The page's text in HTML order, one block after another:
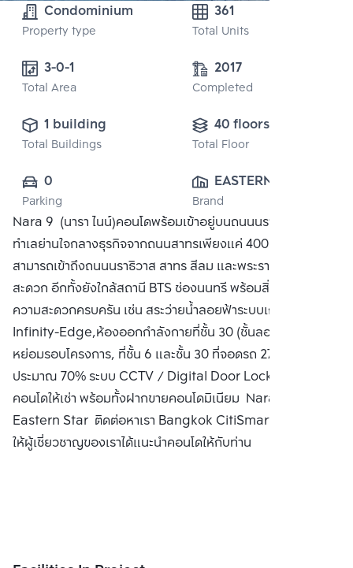
Condominium
Property type
361
Total Units
Total Area
2017
Completed
1 building
Total Buildings
40 floors
Total Floor
0
Parking
EASTERN STAR
REAL EATATE
PUBLIC CO.,
LTD.
Brand
Nara 9 (นารา ไนน์)คอนโดพร้อมเข้าอยู่บนถนนนราธิวาส-สาทร
ทำเลย่านใจกลางธุรกิจจากถนนสาทรเพียงแค่ 400 เมตรที่
สามารถเข้าถึงถนนนราธิวาส สาทร สีลม และพระราม 3 ได้อย่าง
สะดวก อีกทั้งยังใกล้สถานี BTS ช่องนนทรี พร้อมสิ่งอำนวย
ความสะดวกครบครัน เช่น สระว่ายน้ำลอยฟ้าระบบเกลือ แบบ
Infinity-Edge,ห้องออกกำลังกายที่ชั้น 30 (ชั้นลอย),สวน
หย่อมรอบโครงการ, ที่ชั้น 6 และชั้น 30 ที่จอดรถ 277 คัน คิดเป็น
ประมาณ 70% ระบบ CCTV / Digital Door Lock ซื้อคอนโด
คอนโดให้เช่า พร้อมทั้งฝากขายคอนโดมิเนียม Nara 9 by
Eastern Star ติดต่อหาเรา Bangkok CitiSmart ได้ทันที เพื่อ
ให้ผู้เชี่ยวชาญของเราได้แนะนำคอนโดให้กับท่าน